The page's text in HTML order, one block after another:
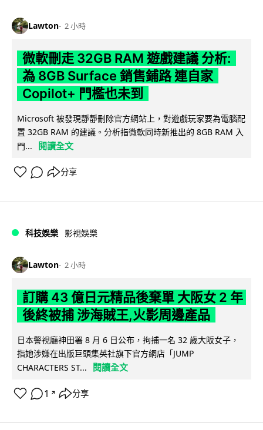
Lawton 2 小時
微軟刪走 32GB RAM 遊戲建議 分析:
為 8GB Surface 銷售鋪路 連自家
Copilot+ 門檻也未到
Microsoft 被發現靜靜刪除官方網站上，對遊戲玩家要為電腦配
置 32GB RAM 的建議。分析指微軟同時新推出的 8GB RAM 入
門...
閱讀全文
分享
科技娛樂 影視娛樂
Lawton 2 小時
訂購 43 億日元精品後棄單 大阪女 2 年
後終被捕 涉海賊王,火影周邊產品
日本警視廳神田署 8 月 6 日公布，拘捕一名 32 歲大阪女子，
指她涉嫌在出版巨頭集英社旗下官方網店「JUMP
CHARACTERS ST...
閱讀全文
1 ↗ 分享